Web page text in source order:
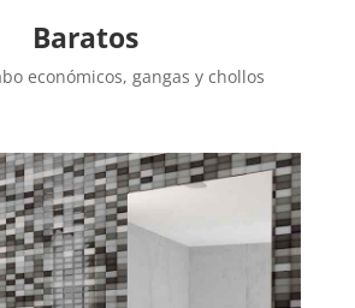
Baratos
económicos, gangas y chollos